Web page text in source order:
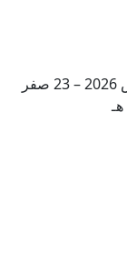
الخميس, 06 أغسطس 2026 – 23 صفر